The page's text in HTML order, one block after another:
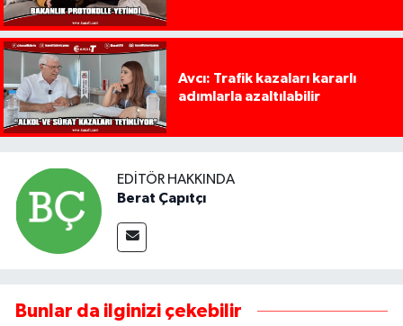
Avcı: Trafik kazaları kararlı
adımlarla azaltılabilir
EDITÖR HAKKINDA
Berat Çapıtçı
Bunlar da ilginizi çekebilir